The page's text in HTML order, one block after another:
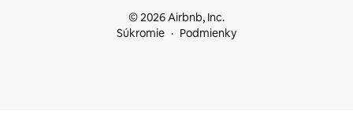
© 2026 Airbnb, Inc.
Súkromie
Podmienky